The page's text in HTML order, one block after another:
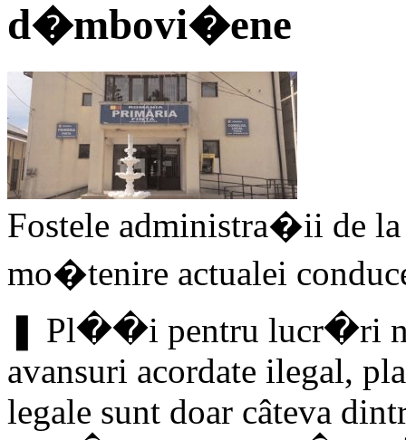
d�mbovi�ene
Fostele administra�ii de
mo�tenire actualei
❚ Pl��i pentru lucr�ri
avansuri acordate ilegal,
legale sunt doar câteva